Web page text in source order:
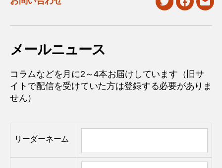
twitterfacebook
メールニュース
コラムなどを月に2～4本お届けしています（旧サ
イトで配信を受けていた方は登録する必要がありま
せん）
リーダーネーム